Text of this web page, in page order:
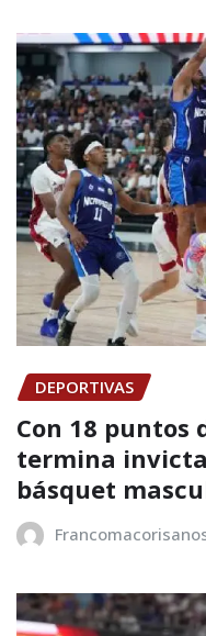
DEPORTIVAS
Con 18 puntos
termina
básquet